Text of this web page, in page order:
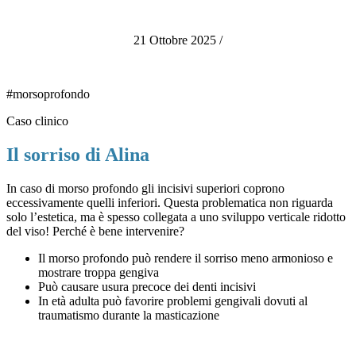
21 Ottobre 2025 /
#morsoprofondo
Caso clinico
Il sorriso di Alina
In caso di morso profondo gli incisivi superiori coprono
eccessivamente quelli inferiori. Questa problematica non riguarda
solo l’estetica, ma è spesso collegata a uno sviluppo verticale ridotto
del viso! Perché è bene intervenire?
Il morso profondo può rendere il sorriso meno armonioso e
mostrare troppa gengiva
Può causare usura precoce dei denti incisivi
In età adulta può favorire problemi gengivali dovuti al
traumatismo durante la masticazione